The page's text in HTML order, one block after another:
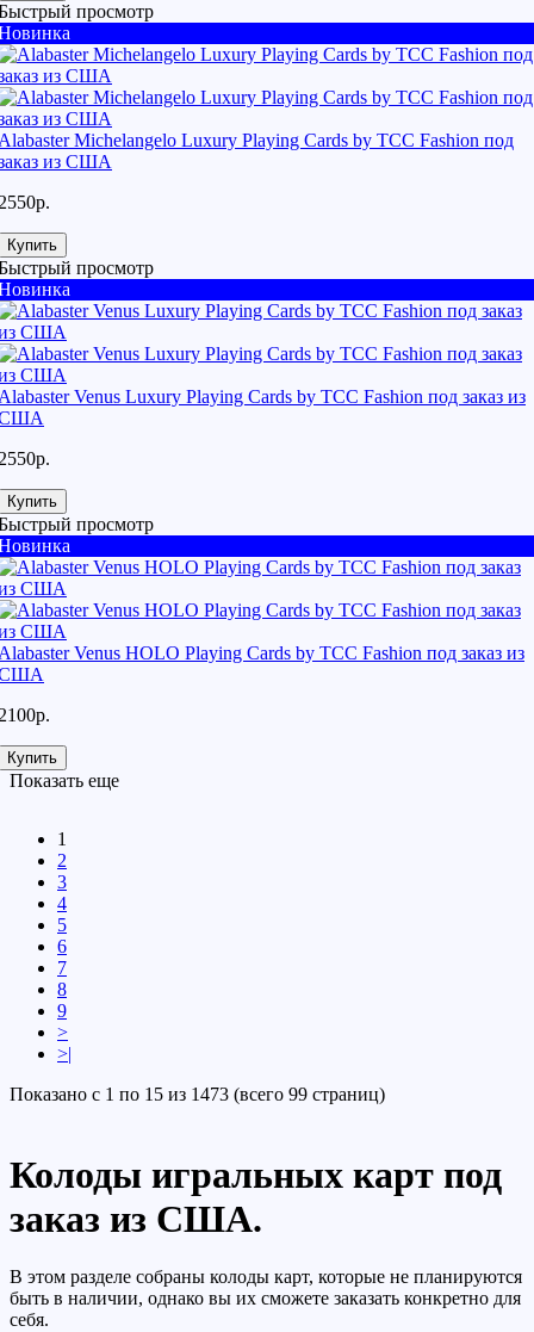
просмотр
Michelangelo Luxury Playing Cards by TCC Fashion под
из США
Купить
просмотр
Venus Luxury Playing Cards by TCC Fashion под заказ из
Купить
просмотр
Venus HOLO Playing Cards by TCC Fashion под заказ из
Купить
Показать еще
1
2
3
4
5
6
7
8
9
>
>|
Показано с 1 по 15 из 1473 (всего 99 страниц)
Колоды игральных карт под
заказ из США.
В этом разделе собраны колоды карт, которые не планируются
быть в наличии, однако вы их сможете заказать конкретно для
себя.